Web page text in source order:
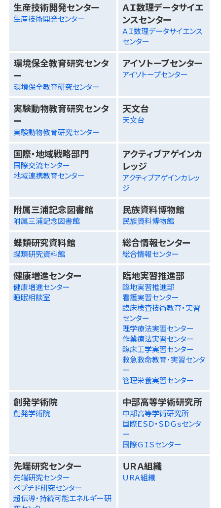
生産技術開発センター
生産技術開発センター
ＡＩ数理データサイエ
ンスセンター
ＡＩ数理データサイエンス
センター
環境保全教育研究センタ
ー
環境保全教育研究センター
アイソトープセンター
アイソトープセンター
実験動物教育研究センタ
ー
実験動物教育研究センター
天文台
天文台
国際・地域戦略部門
国際交流センター
地域連携教育センター
アクティブアゲインカ
レッジ
アクティブアゲインカレッ
ジ
附属三浦記念図書館
附属三浦記念図書館
民族資料博物館
民族資料博物館
蝶類研究資料館
蝶類研究資料館
総合情報センター
総合情報センター
健康増進センター
健康増進センター
睡眠相談室
臨地実習推進部
臨地実習推進部
看護実習センター
臨床検査技術教育・実習
センター
理学療法実習センター
作業療法実習センター
臨床工学実習センター
救急救命教育･実習センタ
ー
管理栄養実習センター
創発学術院
創発学術院
中部高等学術研究所
中部高等学術研究所
国際ＥＳＤ・ＳＤＧｓセンタ
ー
国際ＧＩＳセンター
先端研究センター
先端研究センター
ペプチド研究センター
超伝導・持続可能エネルギー研
ＵＲＡ組織
ＵＲＡ組織